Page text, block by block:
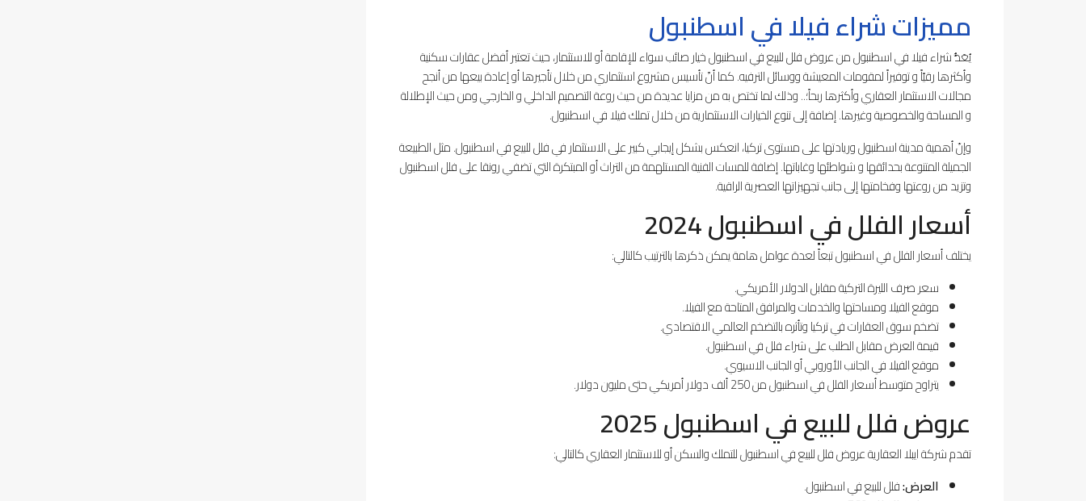
مميزات شراء فيلا في اسطنبول
يُعَدُّ شراء فيلا في اسطنبول من عروض فلل للبيع في اسطنبول خيار صائب سواء للإقامة أو للاستثمار، حيث تعتبر أفضل عقارات سكنية
وأكثرها رقيّاً و توفيراً لمقومات المعيشة ووسائل الترفيه. كما أنّ تأسيس مشروع استثماري من خلال تأجيرها أو إعادة بيعها من أنجح
مجالات الاستثمار العقاري وأكثرها ربحاً؛.. وذلك لما تختص به من مزايا عديدة من حيث روعة التصميم الداخلي و الخارجي ومن حيث الإطلالة
و المساحة والخصوصية وغيرها. إضافة إلى تنوع الخيارات الاستثمارية من خلال تملك فيلا في اسطنبول.
وإنّ أهمية مدينة اسطنبول وريادتها على مستوى تركيا، انعكس بشكل إيجابي كبير على الاستثمار في فلل للبيع في اسطنبول. مثل الطبيعة
الجميلة المتنوعة بحدائقها و شواطئها وغاباتها. إضافة للمسات الفنية المستلهمة من التراث أو المبتكرة التي تضفي رونقا على فلل اسطنبول
وتزيد من روعتها وفخامتها إلى جانب تجهيزاتها العصرية الراقية.
أسعار الفلل في اسطنبول 2024
يختلف أسعار الفلل في اسطنبول تبعاً لعدة عوامل هامة يمكن ذكرها بالترتيب كالتالي:
سعر صرف الليرة التركية مقابل الدولار الأمريكي.
موقع الفيلا ومساحتها والخدمات والمرافق المتاحة مع الفيلا.
تضخم سوق العقارات في تركيا وتأثره بالتضخم العالمي الاقتصادي.
قيمة العرض مقابل الطلب على شراء فلل في اسطنبول.
موقع الفيلا في الجانب الأوروبي أو الجانب الاسيوي.
يتراوح متوسط أسعار الفلل في اسطنبول من 250 ألف دولار أمريكي حتى مليون دولار.
عروض فلل للبيع في اسطنبول 2025
تقدم شركة ايبلا العقارية عروض فلل للبيع في اسطنبول للتملك والسكن أو للاستثمار العقاري كالتالي:
العرض:فلل للبيع في اسطنبول.